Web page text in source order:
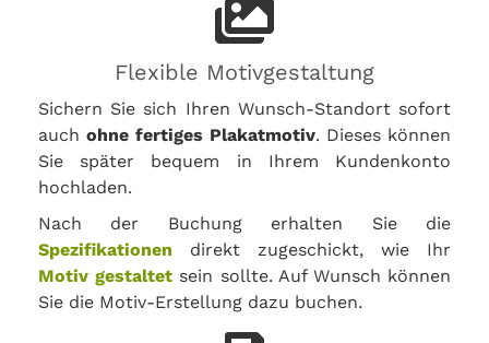
Flexible Motivgestaltung
Sichern Sie sich Ihren Wunsch-Standort sofort
auch ohne fertiges Plakatmotiv. Dieses können
Sie später bequem in Ihrem Kundenkonto
hochladen.
Nach der Buchung erhalten Sie die
Spezifikationen direkt zugeschickt, wie Ihr
Motiv gestaltet sein sollte. Auf Wunsch können
Sie die Motiv-Erstellung dazu buchen.